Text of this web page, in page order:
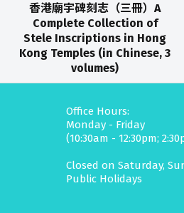
香港廟宇碑刻志（三冊）A
Complete Collection of
Stele Inscriptions in Hong
Kong Temples (in Chinese, 3
volumes)
Office Hours:
Monday - Friday
(10:30am - 12:30pm;
Closed on Saturday,
Public Holidays